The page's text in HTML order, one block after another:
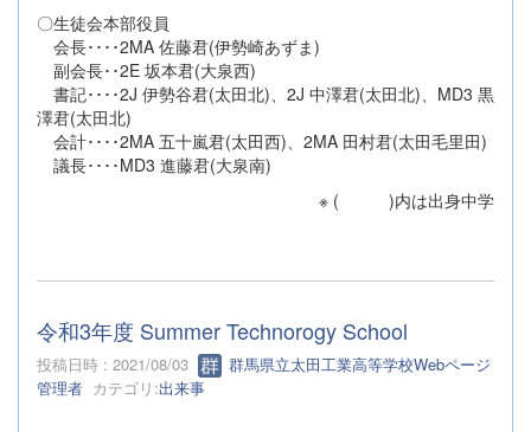
〇生徒会本部役員
会長････2MA 佐藤君(伊勢崎あずま)
副会長･･2E 坂本君(大泉西)
書記････2J 伊勢谷君(太田北)、2J 中澤君(太田北)、MD3 黒
澤君(太田北)
会計････2MA 五十嵐君(太田西)、2MA 田村君(太田毛里田)
議長････MD3 進藤君(大泉南)
※ ( )内は出身中学
令和3年度 Summer Technorogy School
投稿日時 : 2021/08/03
群馬県立太田工業高等学校Webページ
管理者 カテゴリ:出来事